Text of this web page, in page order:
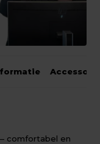
comfortabel en